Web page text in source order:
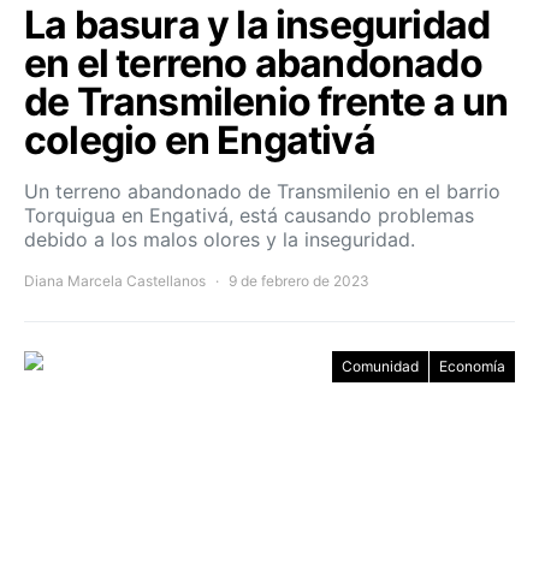
La basura y la inseguridad
en el terreno abandonado
de Transmilenio frente a un
colegio en Engativá
Un terreno abandonado de Transmilenio en el barrio
Torquigua en Engativá, está causando problemas
debido a los malos olores y la inseguridad.
Diana Marcela Castellanos 9 de febrero de 2023
Comunidad Economía